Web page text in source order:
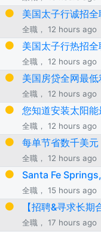
美国太子行诚招
全職， 12 hours ago
美国太子行热招
全職， 12 hours ago
美国房贷全网最
全職， 12 hours ago
您知道安装太阳
全職， 12 hours ago
每单节省数千美
全職， 12 hours ago
Santa Fe
全職， 15 hours ago
【招聘&寻求长
全職， 17 hours ago